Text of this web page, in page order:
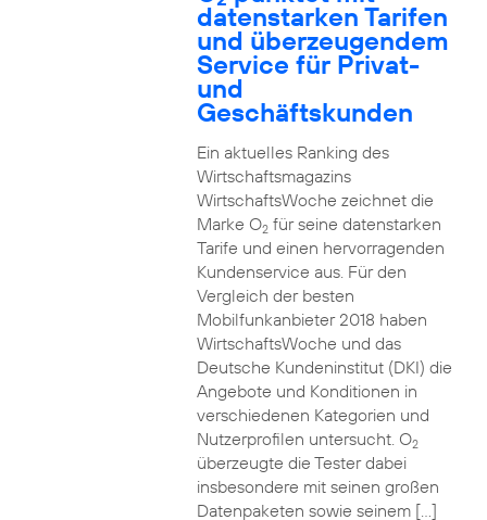
datenstarken Tarifen
und überzeugendem
Service für Privat-
und
Geschäftskunden
Ein aktuelles Ranking des
Wirtschaftsmagazins
WirtschaftsWoche zeichnet die
Marke O2für seine datenstarken
Tarife und einen hervorragenden
Kundenservice aus. Für den
Vergleich der besten
Mobilfunkanbieter 2018 haben
WirtschaftsWoche und das
Deutsche Kundeninstitut (DKI) die
Angebote und Konditionen in
verschiedenen Kategorien und
Nutzerprofilen untersucht. O2
überzeugte die Tester dabei
insbesondere mit seinen großen
Datenpaketen sowie seinem […]